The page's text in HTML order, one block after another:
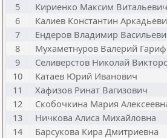
5
Кириенко Максим Витальевич
6
Калиев Константин
7
Ендеров Владимир
8
Мухаметнуров Валерий
9
Селиверстов Николай
10
Катаев Юрий Иванович
11
Хафизов Ринат Вагизович
12
Скобочкина Мария
13
Ничкова Алиса Михайловна
14
Барсукова Кира Дмитриевна